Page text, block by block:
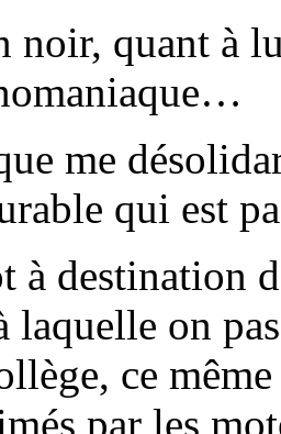
noir, quant à
me
qui est
à destination
laquelle on
ce
par les